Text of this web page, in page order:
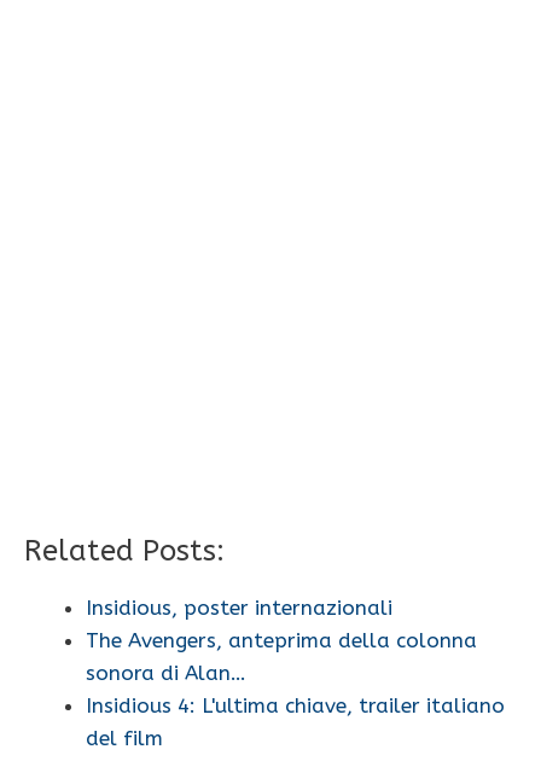
Related Posts:
Insidious, poster internazionali
The Avengers, anteprima della colonna
sonora di Alan…
Insidious 4: L'ultima chiave, trailer italiano
del film